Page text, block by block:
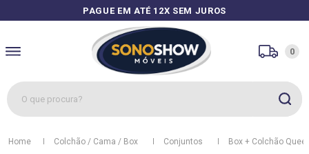
PAGUE EM ATÉ 12X SEM JUROS
0
O que procura?
Colchão / Cama / Box Conjuntos Box + Colchão